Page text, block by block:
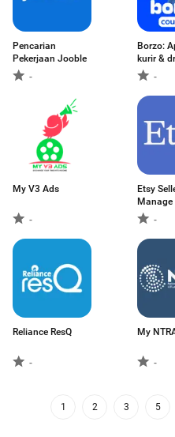
Pencarian
Pekerjaan Jooble
-
Borzo:
kurir &
-
My V3 Ads
-
Etsy
Manage
Shop-
Reliance ResQ
-
My
-
1 2 3 5